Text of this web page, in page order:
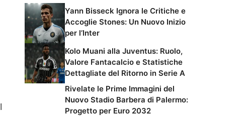
Yann Bisseck Ignora le Critiche e
Accoglie Stones: Un Nuovo Inizio
per l’Inter
Kolo Muani alla Juventus: Ruolo,
Valore Fantacalcio e Statistiche
Dettagliate del Ritorno in Serie A
Rivelate le Prime Immagini del
Nuovo Stadio Barbera di Palermo:
Progetto per Euro 2032